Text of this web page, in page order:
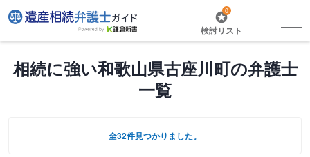
0
検討リスト
相続に強い和歌山県古座川町の弁護士
一覧
全32件見つかりました。